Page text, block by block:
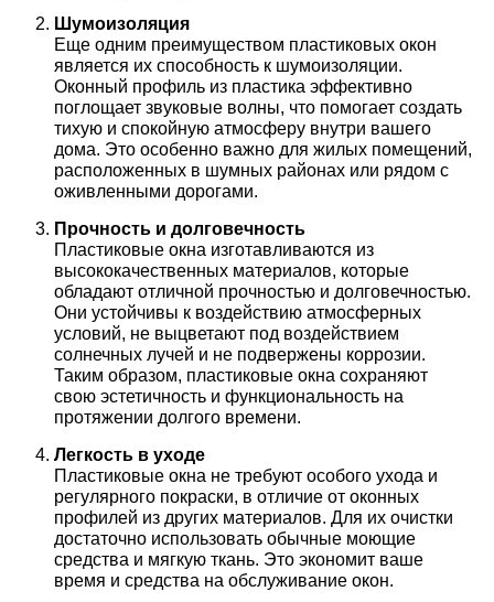
Шумоизоляция
Еще одним преимуществом пластиковых окон
является их способность к шумоизоляции.
Оконный профиль из пластика эффективно
поглощает звуковые волны, что помогает создать
тихую и спокойную атмосферу внутри вашего
дома. Это особенно важно для жилых помещений,
расположенных в шумных районах или рядом с
оживленными дорогами.
Прочность и долговечность
Пластиковые окна изготавливаются из
высококачественных материалов, которые
обладают отличной прочностью и долговечностью.
Они устойчивы к воздействию атмосферных
условий, не выцветают под воздействием
солнечных лучей и не подвержены коррозии.
Таким образом, пластиковые окна сохраняют
свою эстетичность и функциональность на
протяжении долгого времени.
Легкость в уходе
Пластиковые окна не требуют особого ухода и
регулярного покраски, в отличие от оконных
профилей из других материалов. Для их очистки
достаточно использовать обычные моющие
средства и мягкую ткань. Это экономит ваше
время и средства на обслуживание окон.